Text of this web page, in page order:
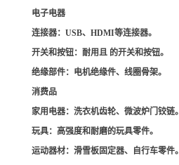
电子电器
连接器：USB、HDMI等连接器。
开关和按钮：耐用且 的开关和按钮。
绝缘部件：电机绝缘件、线圈骨架。
消费品
家用电器：洗衣机齿轮、微波炉门铰链。
玩具：高强度和耐磨的玩具零件。
运动器材：滑雪板固定器、自行车零件。